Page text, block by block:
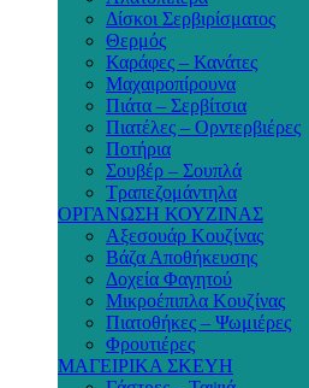
Δίσκοι Σερβιρίσματος
Θερμός
Καράφες – Κανάτες
Μαχαιροπίρουνα
Πιάτα – Σερβίτσια
Πιατέλες – Ορντερβιέρες
Ποτήρια
Σουβέρ – Σουπλά
Τραπεζομάντηλα
ΟΡΓΑΝΩΣΗ ΚΟΥΖΙΝΑΣ
Αξεσουάρ Κουζίνας
Βάζα Αποθήκευσης
Δοχεία Φαγητού
Μικροέπιπλα Κουζίνας
Πιατοθήκες – Ψωμιέρες
Φρουτιέρες
ΜΑΓΕΙΡΙΚΑ ΣΚΕΥΗ